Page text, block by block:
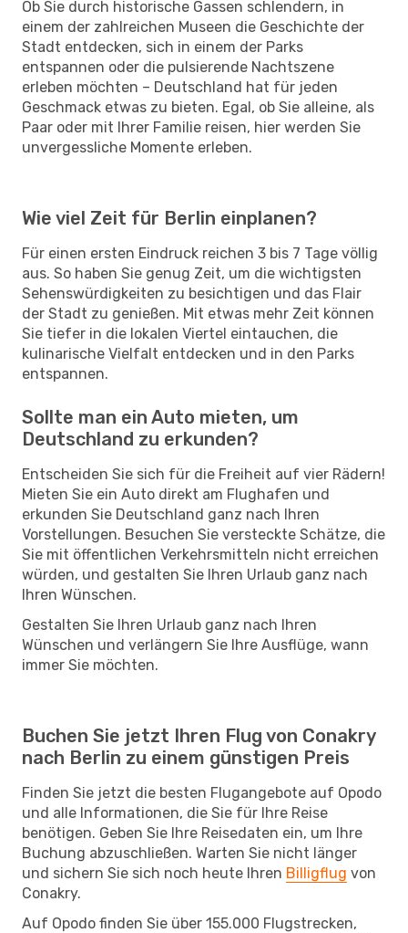
Ob Sie durch historische Gassen schlendern, in
einem der zahlreichen Museen die Geschichte der
Stadt entdecken, sich in einem der Parks
entspannen oder die pulsierende Nachtszene
erleben möchten – Deutschland hat für jeden
Geschmack etwas zu bieten. Egal, ob Sie alleine, als
Paar oder mit Ihrer Familie reisen, hier werden Sie
unvergessliche Momente erleben.
Wie viel Zeit für Berlin einplanen?
Für einen ersten Eindruck reichen 3 bis 7 Tage völlig
aus. So haben Sie genug Zeit, um die wichtigsten
Sehenswürdigkeiten zu besichtigen und das Flair
der Stadt zu genießen. Mit etwas mehr Zeit können
Sie tiefer in die lokalen Viertel eintauchen, die
kulinarische Vielfalt entdecken und in den Parks
entspannen.
Sollte man ein Auto mieten, um
Deutschland zu erkunden?
Entscheiden Sie sich für die Freiheit auf vier Rädern!
Mieten Sie ein Auto direkt am Flughafen und
erkunden Sie Deutschland ganz nach Ihren
Vorstellungen. Besuchen Sie versteckte Schätze, die
Sie mit öffentlichen Verkehrsmitteln nicht erreichen
würden, und gestalten Sie Ihren Urlaub ganz nach
Ihren Wünschen.
Gestalten Sie Ihren Urlaub ganz nach Ihren
Wünschen und verlängern Sie Ihre Ausflüge, wann
immer Sie möchten.
Buchen Sie jetzt Ihren Flug von Conakry
nach Berlin zu einem günstigen Preis
Finden Sie jetzt die besten Flugangebote auf Opodo
und alle Informationen, die Sie für Ihre Reise
benötigen. Geben Sie Ihre Reisedaten ein, um Ihre
Buchung abzuschließen. Warten Sie nicht länger
und sichern Sie sich noch heute Ihren Billigflug von
Conakry.
Auf Opodo finden Sie über 155.000 Flugstrecken,